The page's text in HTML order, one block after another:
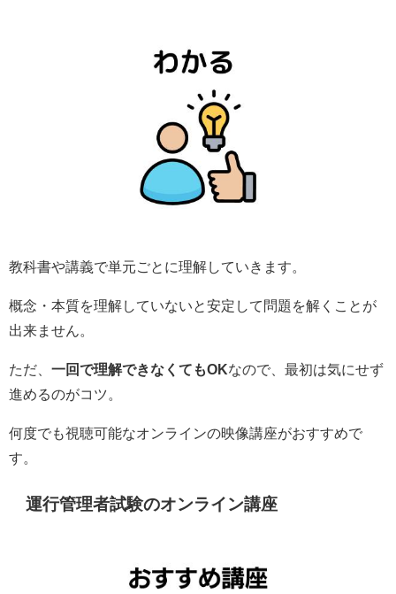
教科書や講義で単元ごとに理解していきます。
概念・本質を理解していないと安定して問題を解くことが
出来ません。
ただ、 一回で理解できなくてもOKなので、最初は気にせず
進めるのがコツ。
何度でも視聴可能なオンラインの映像講座がおすすめで
す。
運行管理者試験のオンライン講座